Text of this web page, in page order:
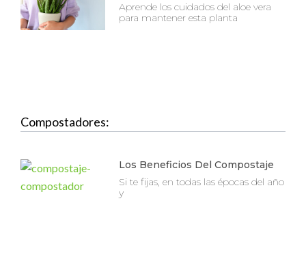
Aprende los cuidados del aloe vera
para mantener esta planta
Compostadores:
Los Beneficios Del Compostaje
Si te fijas, en todas las épocas del año
y